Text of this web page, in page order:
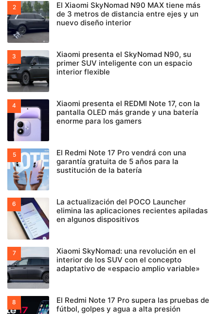
El Xiaomi SkyNomad N90 MAX tiene más
de 3 metros de distancia entre ejes y un
nuevo diseño interior
Xiaomi presenta el SkyNomad N90, su
primer SUV inteligente con un espacio
interior flexible
Xiaomi presenta el REDMI Note 17, con la
pantalla OLED más grande y una batería
enorme para los gamers
El Redmi Note 17 Pro vendrá con una
garantía gratuita de 5 años para la
sustitución de la batería
La actualización del POCO Launcher
elimina las aplicaciones recientes apiladas
en algunos dispositivos
Xiaomi SkyNomad: una revolución en el
interior de los SUV con el concepto
adaptativo de «espacio amplio variable»
El Redmi Note 17 Pro supera las pruebas de
fútbol, golpes y agua a alta presión